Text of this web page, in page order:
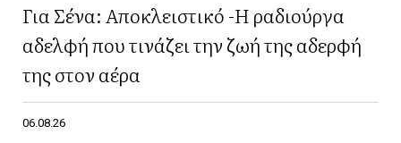
Για Σένα: Αποκλειστικό -Η ραδιούργα
αδελφή που τινάζει την ζωή της αδερφή
της στον αέρα
06.08.26